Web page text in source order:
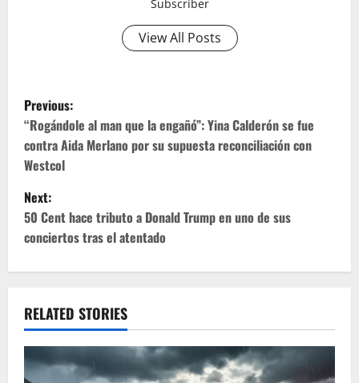
Subscriber
View All Posts
P
o
s
t
n
a
v
i
g
Previous:
“Rogándole al man que la engañó”: Yina Calderón se fue
contra Aida Merlano por su supuesta reconciliación con
Westcol
Next:
50 Cent hace tributo a Donald Trump en uno de sus
conciertos tras el atentado
RELATED STORIES